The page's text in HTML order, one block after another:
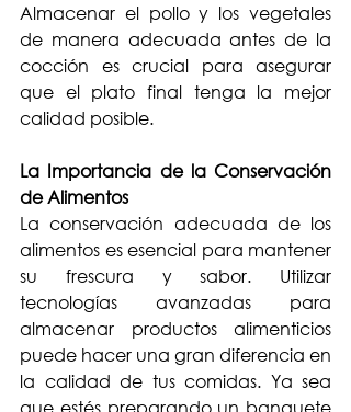
Almacenar el pollo y los vegetales
de manera adecuada antes de la
cocción es crucial para asegurar
que el plato final tenga la mejor
calidad posible.
La Importancia de la Conservación
de Alimentos
La conservación adecuada de los
alimentos es esencial para mantener
su frescura y sabor. Utilizar
tecnologías avanzadas para
almacenar productos alimenticios
puede hacer una gran diferencia en
la calidad de tus comidas. Ya sea
que estés preparando un banquete